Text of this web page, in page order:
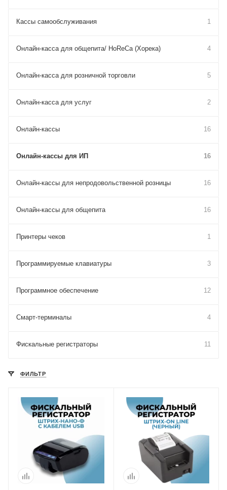
Кассы самообслуживания 1
Онлайн-касса для общепита/ HoReCa (Хорека) 4
Онлайн-касса для розничной торговли 5
Онлайн-касса для услуг 2
Онлайн-кассы 16
Онлайн-кассы для ИП 16
Онлайн-кассы для непродовольственной розницы 16
Онлайн-кассы для общепита 16
Принтеры чеков 1
Программируемые клавиатуры 3
Программное обеспечение 12
Смарт-терминалы 4
Фискальные регистраторы 11
ФИЛЬТР